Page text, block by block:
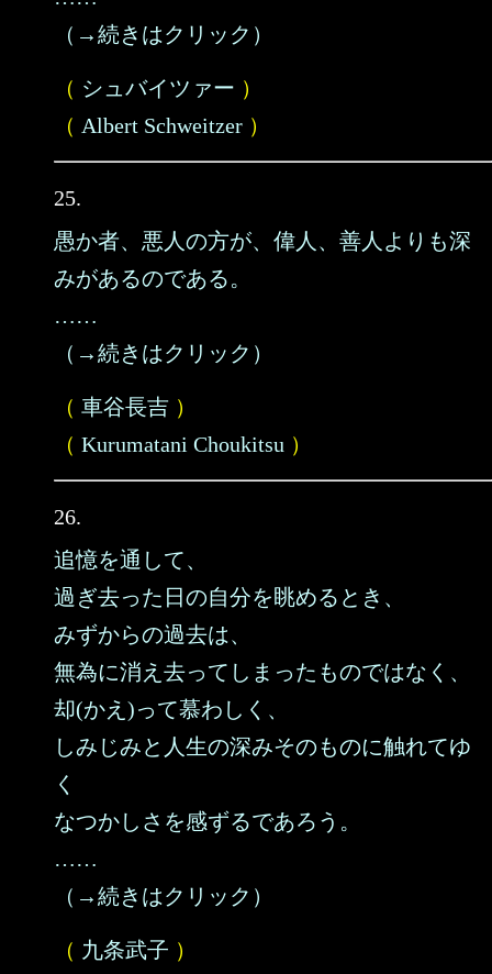
（→続きはクリック）
（ シュバイツァー ）
（ Albert Schweitzer ）
25.
愚か者、悪人の方が、偉人、善人よりも深
みがあるのである。
……
（→続きはクリック）
（ 車谷長吉 ）
（ Kurumatani Choukitsu ）
26.
追憶を通して、
過ぎ去った日の自分を眺めるとき、
みずからの過去は、
無為に消え去ってしまったものではなく、
却(かえ)って慕わしく、
しみじみと人生の深みそのものに触れてゆ
く
なつかしさを感ずるであろう。
……
（→続きはクリック）
（ 九条武子 ）